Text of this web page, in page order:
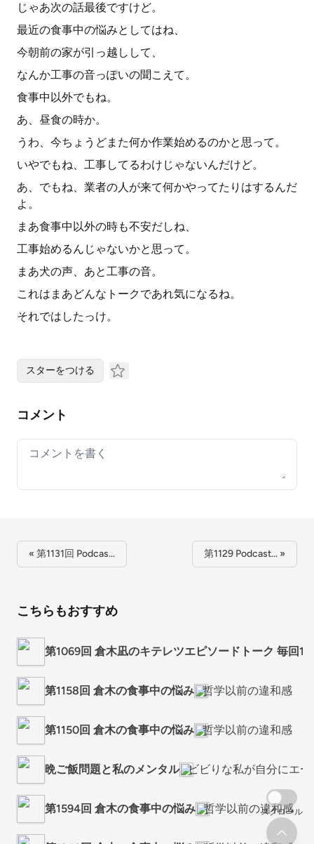
じゃあ次の話最後ですけど。
最近の食事中の悩みとしてはね、
今朝前の家が引っ越しして、
なんか工事の音っぽいの聞こえて。
食事中以外でもね。
あ、昼食の時か。
うわ、今ちょうどまた何か作業始めるのかと思って。
いやでもね、工事してるわけじゃないんだけど。
あ、でもね、業者の人が来て何かやってたりはするんだ
よ。
まあ食事中以外の時も不安だしね、
工事始めるんじゃないかと思って。
まあ犬の声、あと工事の音。
これはまあどんなトークであれ気になるね。
それではしたっけ。
スターをつける
コメント
Your comment
« 第1131回 Podcas… 第1129 Podcast… »
こちらもおすすめ
第1069回 倉木凪のキテレツエピソードトーク 毎回
第1158回 倉木の食事中の悩み 哲学以前の違和感
第1150回 倉木の食事中の悩み 哲学以前の違和感
晩ご飯問題と私のメンタル ビビりな私が自分にエ
第1594回 倉木の食事中の悩み 哲学以前の違和感
スクロール